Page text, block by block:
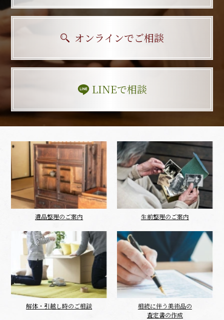
オンラインでご相談
LINEで相談
遺品整理のご案内 生前整理のご案内
解体・引越し時のご相談
相続に伴う美術品の
査定書の作成